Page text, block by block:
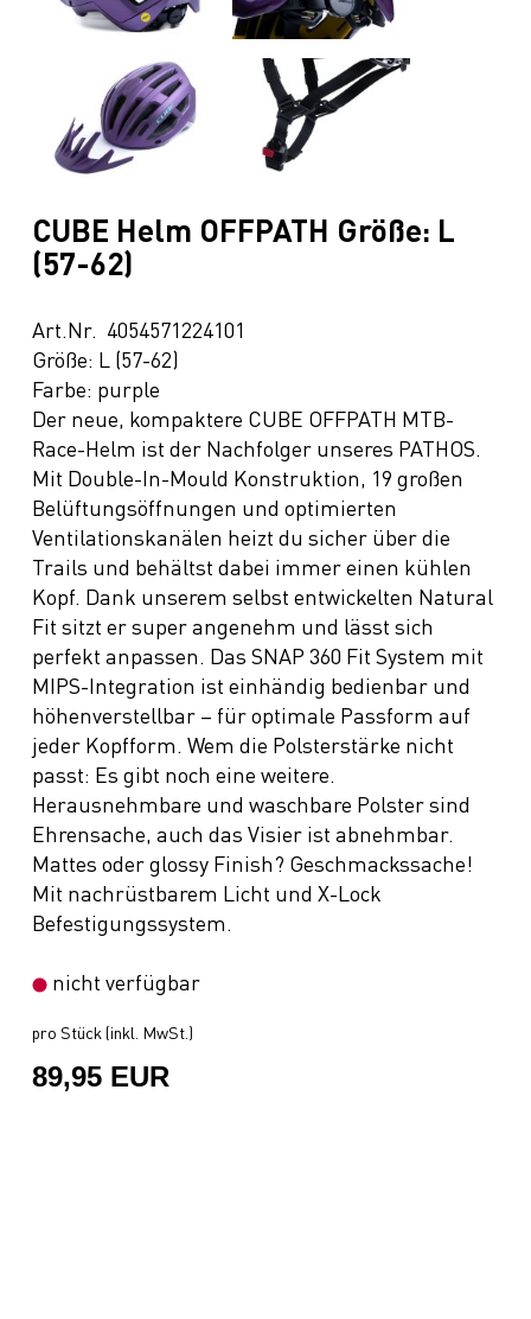
CUBE Helm OFFPATH Größe: L
(57-62)
Art.Nr. 4054571224101
Größe: L (57-62)
Farbe: purple
Der neue, kompaktere CUBE OFFPATH MTB-
Race-Helm ist der Nachfolger unseres PATHOS.
Mit Double-In-Mould Konstruktion, 19 großen
Belüftungsöffnungen und optimierten
Ventilationskanälen heizt du sicher über die
Trails und behältst dabei immer einen kühlen
Kopf. Dank unserem selbst entwickelten Natural
Fit sitzt er super angenehm und lässt sich
perfekt anpassen. Das SNAP 360 Fit System mit
MIPS-Integration ist einhändig bedienbar und
höhenverstellbar – für optimale Passform auf
jeder Kopfform. Wem die Polsterstärke nicht
passt: Es gibt noch eine weitere.
Herausnehmbare und waschbare Polster sind
Ehrensache, auch das Visier ist abnehmbar.
Mattes oder glossy Finish? Geschmackssache!
Mit nachrüstbarem Licht und X-Lock
Befestigungssystem.
nicht verfügbar
pro Stück (inkl. MwSt.)
89,95 EUR